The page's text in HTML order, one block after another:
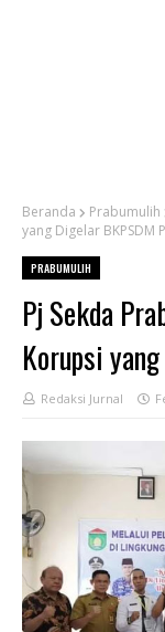
Beranda Prabumulih
yang Digelar BKPSDM
PRABUMULIH
Pj Sekda
Korupsi
Redaksi Jurnal